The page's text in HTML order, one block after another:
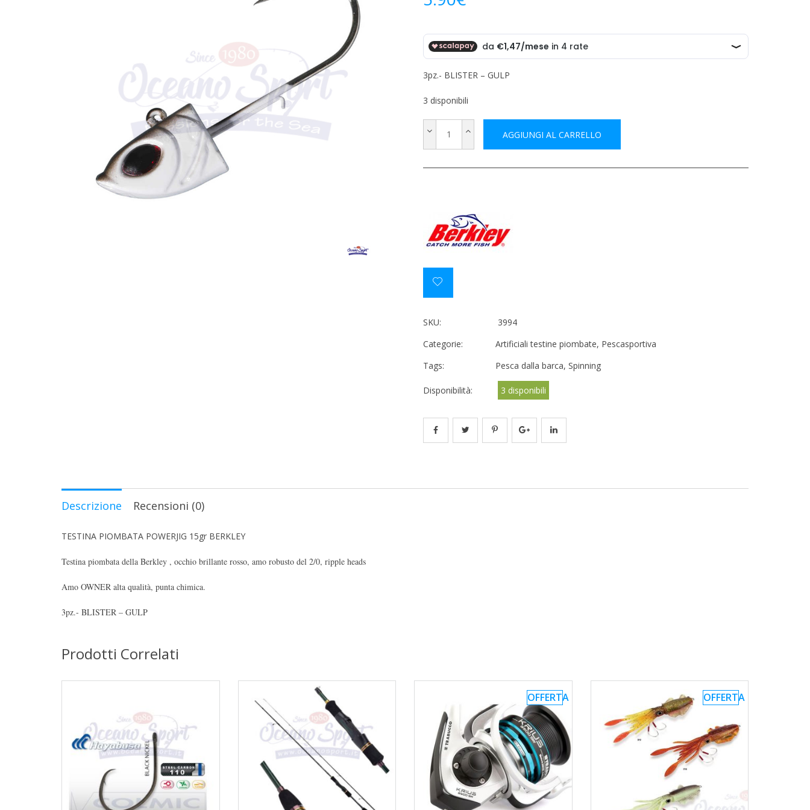
3pz.- BLISTER – GULP
3 disponibili
AGGIUNGI AL CARRELLO
SKU:
3994
Categorie:
Artificiali testine piombate, Pescasportiva
Tags:
Pesca dalla barca, Spinning
Disponibilità: 3 disponibili
Descrizione Recensioni (0)
TESTINA PIOMBATA POWERJIG 15gr BERKLEY
Testina piombata della Berkley , occhio brillante rosso, amo robusto del 2/0, ripple heads
Amo OWNER alta qualità, punta chimica.
3pz.- BLISTER – GULP
Prodotti Correlati
OFFERTA OFFERTA